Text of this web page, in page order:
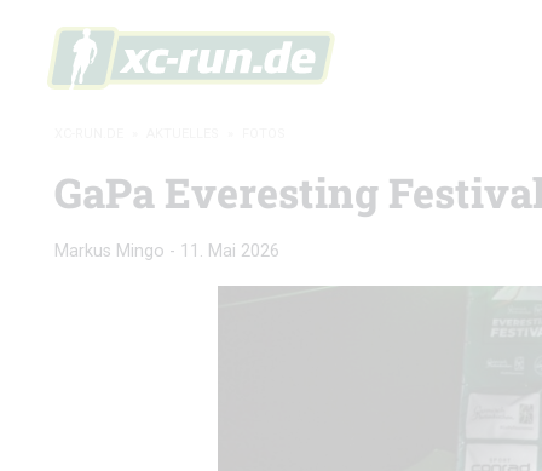
GaPa Everesting
Markus Mingo - 11. Mai 2026